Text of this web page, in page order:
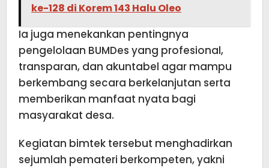
ke-128 di Korem 143 Halu Oleo
Ia juga menekankan pentingnya
pengelolaan BUMDes yang profesional,
transparan, dan akuntabel agar mampu
berkembang secara berkelanjutan serta
memberikan manfaat nyata bagi
masyarakat desa.
Kegiatan bimtek tersebut menghadirkan
sejumlah pemateri berkompeten, yakni